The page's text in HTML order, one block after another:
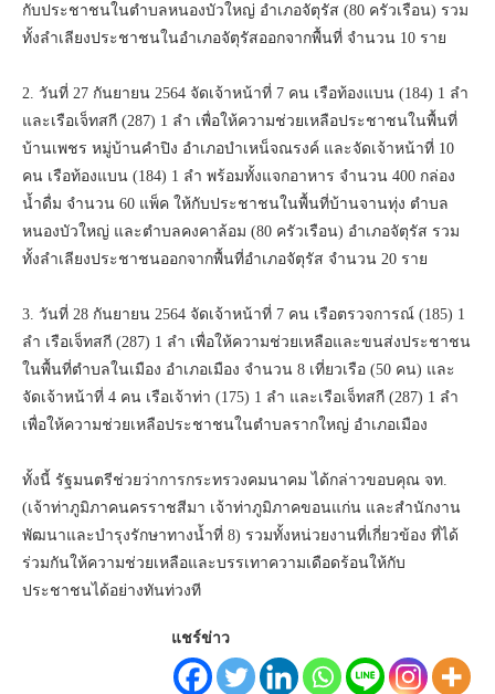
กับประชาชนในตำบลหนองบัวใหญ่ อำเภอจัตุรัส (80 ครัวเรือน) รวม
ทั้งลำเลียงประชาชนในอำเภอจัตุรัสออกจากพื้นที่ จำนวน 10 ราย
2. วันที่ 27 กันยายน 2564 จัดเจ้าหน้าที่ 7 คน เรือท้องแบน (184) 1 ลำ
และเรือเจ็ทสกี (287) 1 ลำ เพื่อให้ความช่วยเหลือประชาชนในพื้นที่
บ้านเพชร หมู่บ้านคำปิง อำเภอบำเหน็จณรงค์ และจัดเจ้าหน้าที่ 10
คน เรือท้องแบน (184) 1 ลำ พร้อมทั้งแจกอาหาร จำนวน 400 กล่อง
น้ำดื่ม จำนวน 60 แพ็ค ให้กับประชาชนในพื้นที่บ้านจานทุ่ง ตำบล
หนองบัวใหญ่ และตำบลคงคาล้อม (80 ครัวเรือน) อำเภอจัตุรัส รวม
ทั้งลำเลียงประชาชนออกจากพื้นที่อำเภอจัตุรัส จำนวน 20 ราย
3. วันที่ 28 กันยายน 2564 จัดเจ้าหน้าที่ 7 คน เรือตรวจการณ์ (185) 1
ลำ เรือเจ็ทสกี (287) 1 ลำ เพื่อให้ความช่วยเหลือและขนส่งประชาชน
ในพื้นที่ตำบลในเมือง อำเภอเมือง จำนวน 8 เที่ยวเรือ (50 คน) และ
จัดเจ้าหน้าที่ 4 คน เรือเจ้าท่า (175) 1 ลำ และเรือเจ็ทสกี (287) 1 ลำ
เพื่อให้ความช่วยเหลือประชาชนในตำบลรากใหญ่ อำเภอเมือง
ทั้งนี้ รัฐมนตรีช่วยว่าการกระทรวงคมนาคม ได้กล่าวขอบคุณ จท.
(เจ้าท่าภูมิภาคนครราชสีมา เจ้าท่าภูมิภาคขอนแก่น และสำนักงาน
พัฒนาและบำรุงรักษาทางน้ำที่ 8) รวมทั้งหน่วยงานที่เกี่ยวข้อง ที่ได้
ร่วมกันให้ความช่วยเหลือและบรรเทาความเดือดร้อนให้กับ
ประชาชนได้อย่างทันท่วงที
แชร์ข่าว